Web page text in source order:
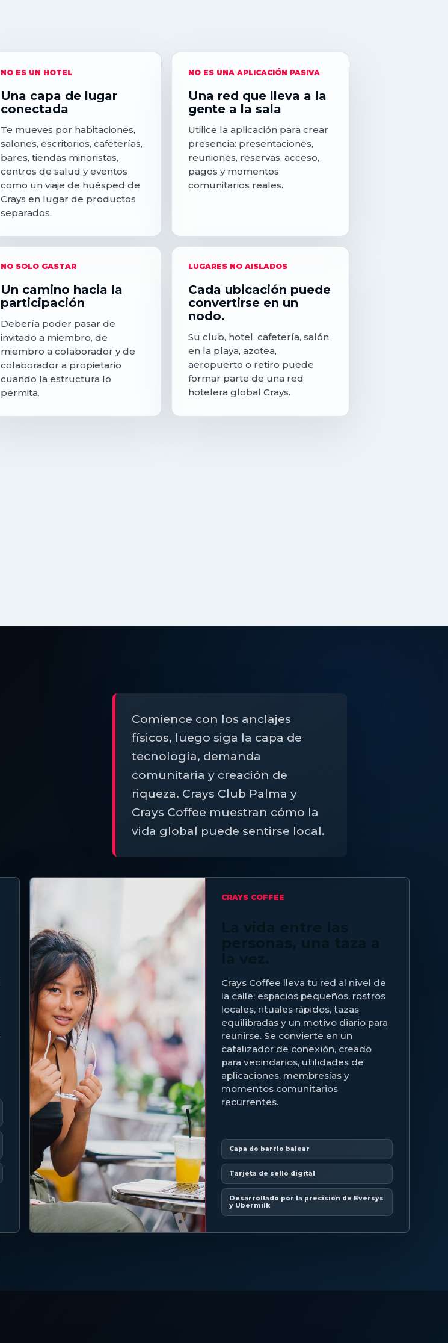
NO ES UN HOTEL
Una capa de lugar
conectada
Te mueves por habitaciones,
salones, escritorios, cafeterías,
bares, tiendas minoristas,
centros de salud y eventos
como un viaje de huésped de
Crays en lugar de productos
separados.
NO ES UNA APLICACIÓN PASIVA
Una red que lleva a la
gente a la sala
Utilice la aplicación para crear
presencia: presentaciones,
reuniones, reservas, acceso,
pagos y momentos
comunitarios reales.
NO SOLO GASTAR
Un camino hacia la
participación
Debería poder pasar de
invitado a miembro, de
miembro a colaborador y de
colaborador a propietario
cuando la estructura lo
permita.
LUGARES NO AISLADOS
Cada ubicación puede
convertirse en un
nodo.
Su club, hotel, cafetería, salón
en la playa, azotea,
aeropuerto o retiro puede
formar parte de una red
hotelera global Crays.
Comience con los anclajes
físicos, luego siga la capa de
tecnología, demanda
comunitaria y creación de
riqueza. Crays Club Palma y
Crays Coffee muestran cómo la
vida global puede sentirse local.
CRAYS COFFEE
Crays Coffee lleva tu red al nivel de
la calle: espacios pequeños, rostros
locales, rituales rápidos, tazas
equilibradas y un motivo diario para
reunirse. Se convierte en un
catalizador de conexión, creado
para vecindarios, utilidades de
aplicaciones, membresías y
momentos comunitarios
recurrentes.
Capa de barrio balear
Tarjeta de sello digital
Desarrollado por la precisión de Eversys
y Ubermilk